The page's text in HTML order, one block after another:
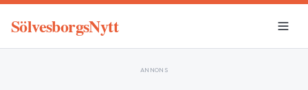
SölvesborgsNytt
ANNONS